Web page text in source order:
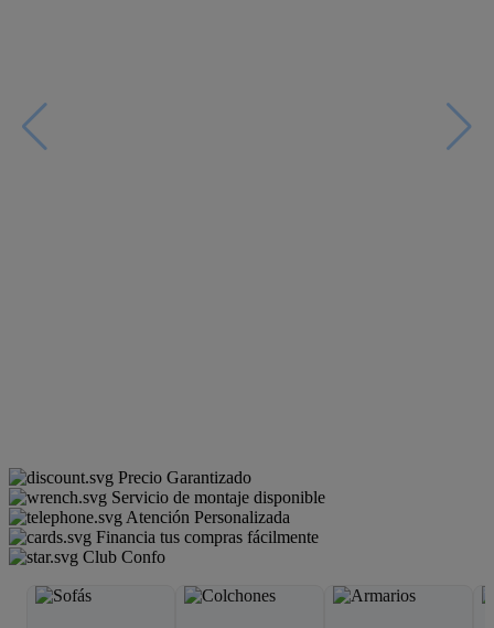
Precio Garantizado
Servicio de montaje disponible
Atención Personalizada
Financia tus compras fácilmente
Club Confo